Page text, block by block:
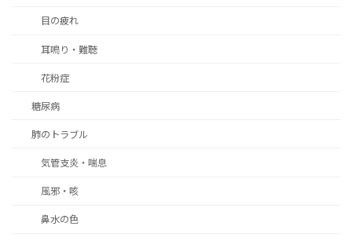
目の疲れ
耳鳴り・難聴
花粉症
糖尿病
肺のトラブル
気管支炎・喘息
風邪・咳
鼻水の色